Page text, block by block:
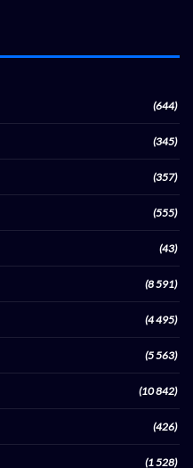
(644)
(345)
(357)
(555)
(43)
(8 591)
(4 495)
(5 563)
(10 842)
(426)
(1 528)